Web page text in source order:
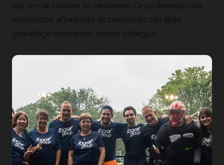
reis om de banden te versterken. Onze thematische
workshops, afterworks en barbecues zijn altijd
geweldige momenten tussen collega's!